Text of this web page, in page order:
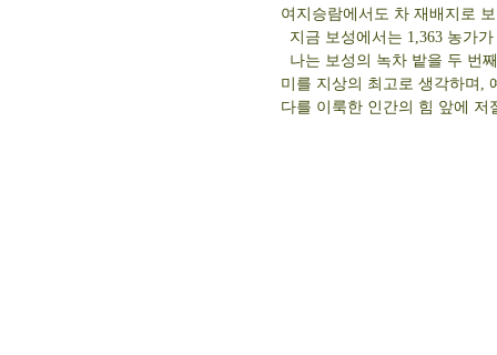
여지승람에서도 차 재배지로
지금 보성에서는 1,363 농가
나는 보성의 녹차 밭을 두 번
미를 지상의 최고로 생각하며,
다를 이룩한 인간의 힘 앞에